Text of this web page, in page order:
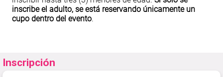
inscribe el adulto, se está reservando únicamente un
cupo dentro del evento.